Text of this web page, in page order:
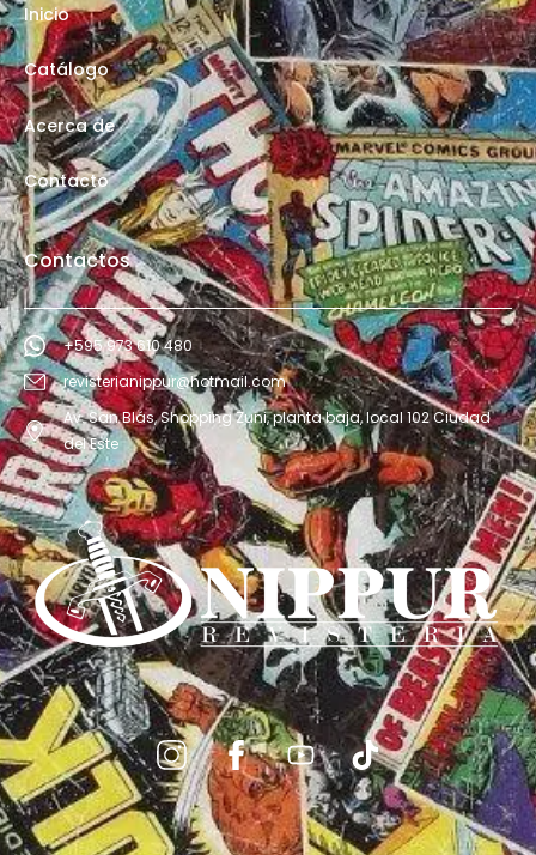
Inicio
Catálogo
Acerca de
Contacto
Contactos
+595 973 610 480
revisterianippur@hotmail.com
Av. San Blás, Shopping Zuni, planta baja, local 102 Ciudad
del Este